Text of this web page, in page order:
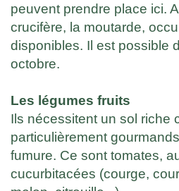
peuvent prendre place ici.
crucifère, la moutarde,
disponibles. Il est possible
octobre.
Les légumes fruits
Ils nécessitent un sol riche
particulièrement
fumure. Ce sont tomates,
cucurbitacées (courge,